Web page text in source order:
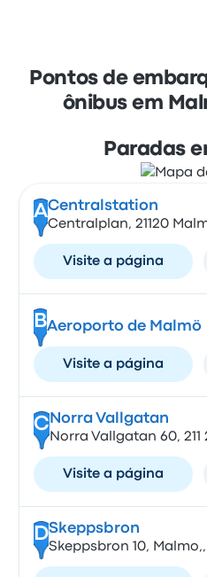
Pontos de
ônibus em
Paradas
ACentralstation
Centralplan, 21120
Visite a página
BAeroporto de Malmö
Visite a página
CNorra Vallgatan
Norra Vallgatan 60, 211
Visite a página
DSkeppsbron
Skeppsbron 10,